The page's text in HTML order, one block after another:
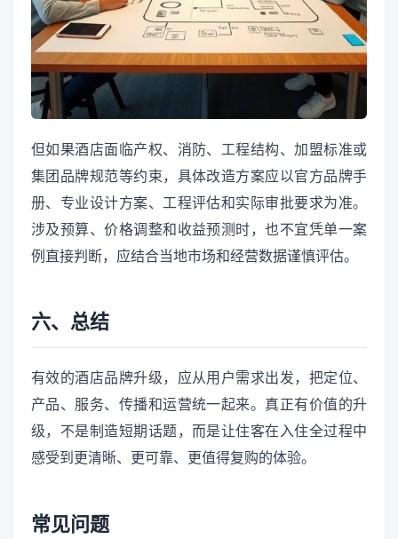
但如果酒店面临产权、消防、工程结构、加盟标准或
集团品牌规范等约束，具体改造方案应以官方品牌手
册、专业设计方案、工程评估和实际审批要求为准。
涉及预算、价格调整和收益预测时，也不宜凭单一案
例直接判断，应结合当地市场和经营数据谨慎评估。
六、总结
有效的酒店品牌升级，应从用户需求出发，把定位、
产品、服务、传播和运营统一起来。真正有价值的升
级，不是制造短期话题，而是让住客在入住全过程中
感受到更清晰、更可靠、更值得复购的体验。
常见问题